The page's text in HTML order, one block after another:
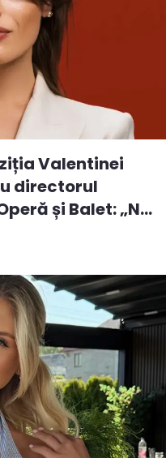
Valentinei
directorul
și Balet: „N...